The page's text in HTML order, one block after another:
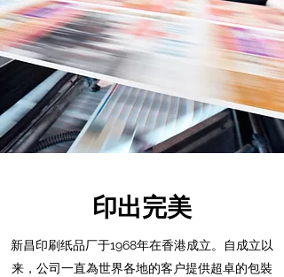
印出完美
新昌印刷纸品厂于1968年在香港成立。自成立以
来，公司一直為世界各地的客户提供超卓的包裝